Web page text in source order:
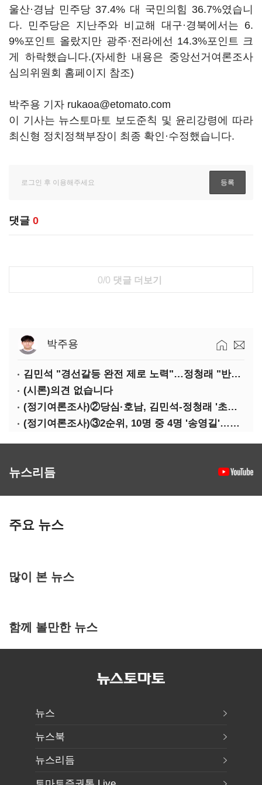
울산·경남 민주당 37.4% 대 국민의힘 36.7%였습니
다. 민주당은 지난주와 비교해 대구·경북에서는 6.
9%포인트 올랐지만 광주·전라에선 14.3%포인트 크
게 하락했습니다.(자세한 내용은 중앙선거여론조사
심의위원회 홈페이지 참조)
박주용 기자 rukaoa@etomato.com
이 기사는 뉴스토마토 보도준칙 및 윤리강령에 따라
최신형 정치정책부장이 최종 확인·수정했습니다.
댓글 0
0/0 댓글 더보기
박주용
김민석 "경선갈등 완전 제로 노력"…정청래 "반명 공세 사과부터"
(시론)의견 없습니다
(정기여론조사)②당심·호남, 김민석-정청래 '초접전'
(정기여론조사)③2순위, 10명 중 4명 '송영길'…정청래 '한 자릿수'
뉴스리듬
주요 뉴스
많이 본 뉴스
함께 볼만한 뉴스
뉴스
뉴스북
뉴스리듬